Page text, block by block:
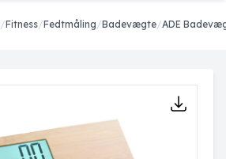
/Fitness/Fedtmåling/Badevægte/ADE